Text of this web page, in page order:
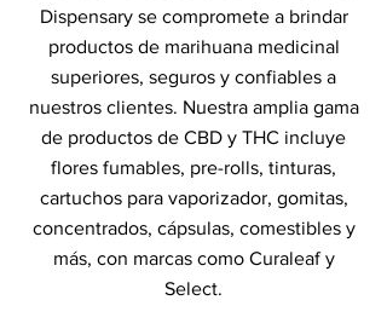
Dispensary se compromete a brindar
productos de marihuana medicinal
superiores, seguros y confiables a
nuestros clientes. Nuestra amplia gama
de productos de CBD y THC incluye
flores fumables, pre-rolls, tinturas,
cartuchos para vaporizador, gomitas,
concentrados, cápsulas, comestibles y
más, con marcas como Curaleaf y
Select.